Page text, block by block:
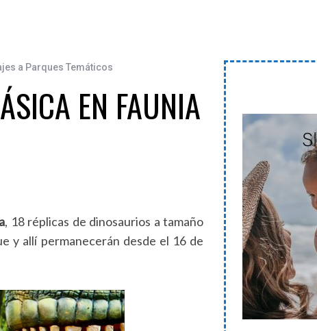
a Parques Temáticos
EN FAUNIA
, 18 réplicas de dinosaurios a tamaño
y allí permanecerán desde el 16 de